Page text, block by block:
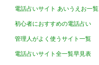
電話占いサイト あいうえお一覧
初心者におすすめの電話占い
管理人がよく使うサイト一覧
電話占いサイト全一覧早見表